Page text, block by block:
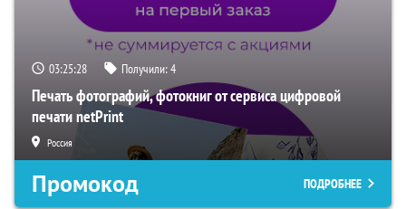
03:25:28 Получили:4
Печать фотографий, фотокниг от сервиса цифровой
печати netPrint
Россия
Промокод ПОДРОБНЕЕ